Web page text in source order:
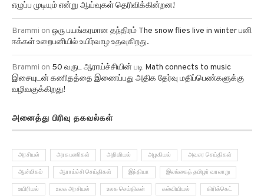
Brammionமனித பீட் பாக்ஸிங்கைப் போலவே Orangutans make two
sounds at once ஒராங்குட்டான்கள் ஒரே நேரத்தில் இரண்டு ஒலிகளை
எழுப்ப முடியும் என்று ஆய்வுகள் தெரிவிக்கின்றன!
Brammi on ஒரு பயங்கரமான தந்திரம் The snow flies live in winter பனி
ஈக்கள் உறைபனியில் உயிர்வாழ உதவுகிறது.
இசையுடன் கணிதத்தை இணைப்பது அதிக தேர்வு மதிப்பெண்களுக்கு
வழிவகுக்கிறது!
அனைத்து பிரிவு தகவல்கள்
அரசியல் அரசு பணிகள் அறிவியல் அழகியல் அவசர செய்திகள்